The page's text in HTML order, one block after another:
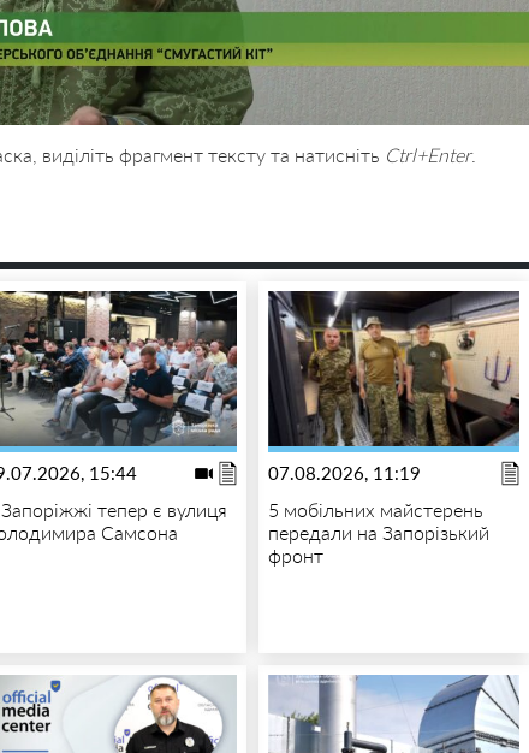
виділіть фрагмент тексту та натисніть Ctrl+Enter.
15:44
тепер є вулиця
Самсона
07.08.2026, 11:19
5 мобільних майстерень
передали на Запорізький
фронт